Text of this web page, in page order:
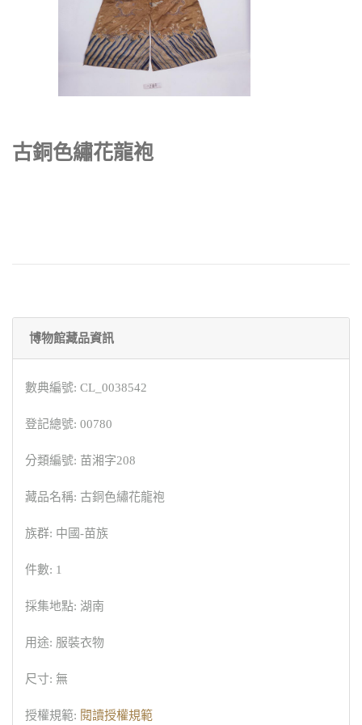
古銅色繡花龍袍
博物館藏品資訊
數典編號: CL_0038542
登記總號: 00780
分類編號: 苗湘字208
藏品名稱: 古銅色繡花龍袍
族群: 中國-苗族
件數: 1
採集地點: 湖南
用途: 服裝衣物
尺寸: 無
授權規範: 閱讀授權規範